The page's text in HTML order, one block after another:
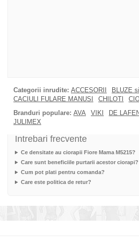
Categorii inrudite: ACCESORII
BLUZE
CACIULI FULARE MANUSI
CHILOTI
Branduri populare: AVA VIKI DE
JULIMEX
Intrebari frecvente
Ce densitate au ciorapii Fiore Mama M5215?
Care sunt beneficiile purtarii acestor ciorapi?
Cum pot plati pentru comanda?
Care este politica de retur?